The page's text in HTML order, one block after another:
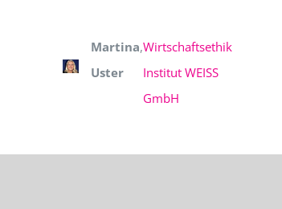
Martina
Uster
,Wirtschaftsethik
Institut WEISS
GmbH